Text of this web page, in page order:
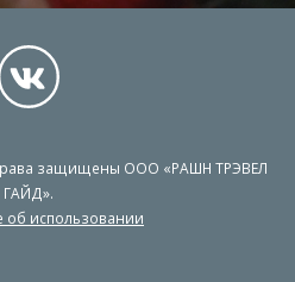
права защищены ООО «РАШН ТРЭВЕЛ
ГАЙД».
об использовании